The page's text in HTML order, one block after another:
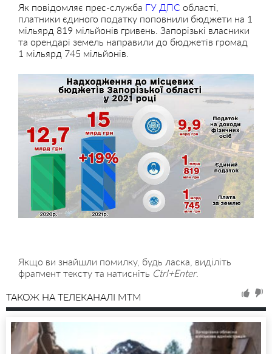
Як повідомляє прес-служба ГУ ДПС області,
платники єдиного податку поповнили бюджети на 1
мільярд 819 мільйонів гривень. Запорізькі власники
та орендарі земель направили до бюджетів громад
1 мільярд 745 мільйонів.
Якщо ви знайшли помилку, будь ласка, виділіть
фрагмент тексту та натисніть Ctrl+Enter.
ТАКОЖ НА ТЕЛЕКАНАЛІ MTM